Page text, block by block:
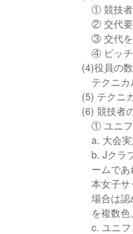
① 競技
② 交代要
③ 交代を
④ ピッチ
(4)役員の数
テクニ
(5) テクニ
(6) 競技者
① ユニ
a. 大会
b. Jクラ
ームで
本女子
場合は
を複数色
c. ユニ